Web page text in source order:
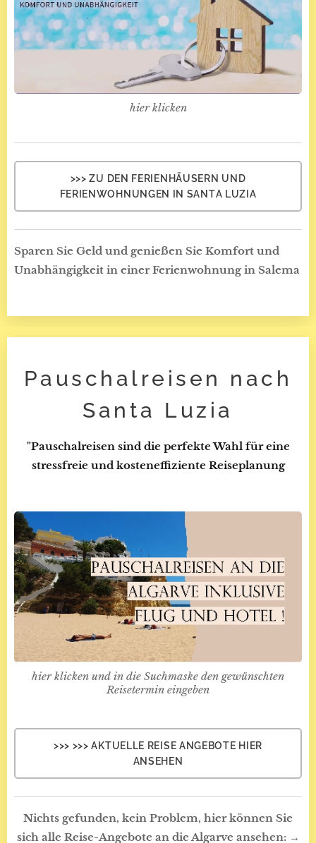
hier klicken
>>> ZU DEN FERIENHÄUSERN UND
FERIENWOHNUNGEN IN SANTA LUZIA
Sparen Sie Geld und genießen Sie Komfort und
Unabhängigkeit in einer Ferienwohnung in Salema
Pauschalreisen nach
Santa Luzia
"Pauschalreisen sind die perfekte Wahl für eine
stressfreie und kosteneffiziente Reiseplanung
hier klicken und in die Suchmaske den gewünschten
Reisetermin eingeben
>>> >>> AKTUELLE REISE ANGEBOTE HIER
ANSEHEN
Nichts gefunden, kein Problem, hier können Sie
sich alle Reise-Angebote an die Algarve ansehen: →